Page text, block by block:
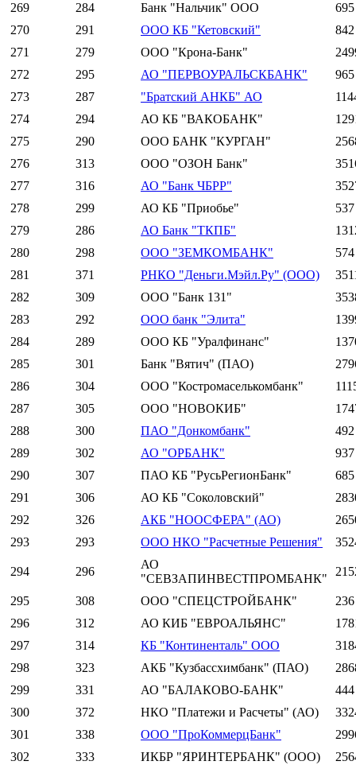
269
284 Банк "Нальчик" ООО
695
270
291 ООО КБ "Кетовский"
842
271
279 ООО "Крона-Банк"
272
295 АО "ПЕРВОУРАЛЬСКБАНК"
965
273
287 "Братский АНКБ" АО
274
294 АО КБ "ВАКОБАНК"
275
290 ООО БАНК "КУРГАН"
276
313 ООО "ОЗОН Банк"
277
316 АО "Банк ЧБРР"
278
299 АО КБ "Приобье"
537
279
286 АО Банк "ТКПБ"
280
298 ООО "ЗЕМКОМБАНК"
574
281
371 РНКО "Деньги.Мэйл.Ру" (ООО)
282
309 ООО "Банк 131"
283
292 ООО банк "Элита"
284
289 ООО КБ "Уралфинанс"
285
301 Банк "Вятич" (ПАО)
286
304 ООО "Костромаселькомбанк"
287
305 ООО "НОВОКИБ"
288
300 ПАО "Донкомбанк"
492
289
302 АО "ОРБАНК"
937
290
307 ПАО КБ "РусьРегионБанк"
685
291
306 АО КБ "Соколовский"
292
326 АКБ "НООСФЕРА" (АО)
293
293 ООО НКО "Расчетные Решения"
294 296
АО
"СЕВЗАПИНВЕСТПРОМБАНК"
295 308 ООО "СПЕЦСТРОЙБАНК"
236
296
312 АО КИБ "ЕВРОАЛЬЯНС"
297
314 КБ "Континенталь" ООО
298
323 АКБ "Кузбассхимбанк" (ПАО)
299
331 АО "БАЛАКОВО-БАНК"
444
300
372 НКО "Платежи и Расчеты" (АО)
301
338 ООО "ПроКоммерцБанк"
302
333 ИКБР "ЯРИНТЕРБАНК" (ООО)